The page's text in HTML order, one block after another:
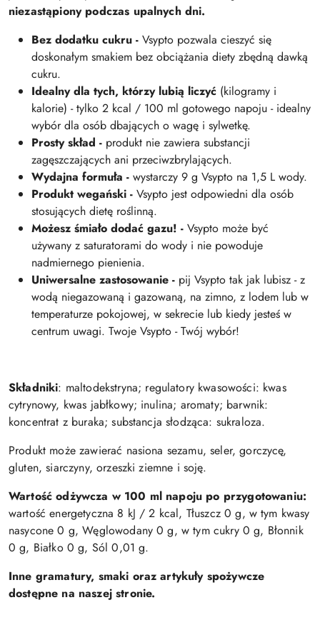
niezastąpiony podczas upalnych dni.
Bez dodatku cukru - Vsypto pozwala cieszyć się
doskonałym smakiem bez obciążania diety zbędną dawką
cukru.
Idealny dla tych, którzy lubią liczyć (kilogramy i
kalorie) - tylko 2 kcal / 100 ml gotowego napoju - idealny
wybór dla osób dbających o wagę i sylwetkę.
Prosty skład - produkt nie zawiera substancji
zagęszczających ani przeciwzbrylających.
Wydajna formuła - wystarczy 9 g Vsypto na 1,5 L wody.
Produkt wegański - Vsypto jest odpowiedni dla osób
stosujących dietę roślinną.
Możesz śmiało dodać gazu! - Vsypto może być
używany z saturatorami do wody i nie powoduje
nadmiernego pienienia.
Uniwersalne zastosowanie - pij Vsypto tak jak lubisz - z
wodą niegazowaną i gazowaną, na zimno, z lodem lub w
temperaturze pokojowej, w sekrecie lub kiedy jesteś w
centrum uwagi. Twoje Vsypto - Twój wybór!
Składniki: maltodekstryna; regulatory kwasowości: kwas
cytrynowy, kwas jabłkowy; inulina; aromaty; barwnik:
koncentrat z buraka; substancja słodząca: sukraloza.
Produkt może zawierać nasiona sezamu, seler, gorczycę,
gluten, siarczyny, orzeszki ziemne i soję.
Wartość odżywcza w 100 ml napoju po przygotowaniu:
wartość energetyczna 8 kJ / 2 kcal, Tłuszcz 0 g, w tym kwasy
nasycone 0 g, Węglowodany 0 g, w tym cukry 0 g, Błonnik
0 g, Białko 0 g, Sól 0,01 g.
Inne gramatury, smaki oraz artykuły spożywcze
dostępne na naszej stronie.